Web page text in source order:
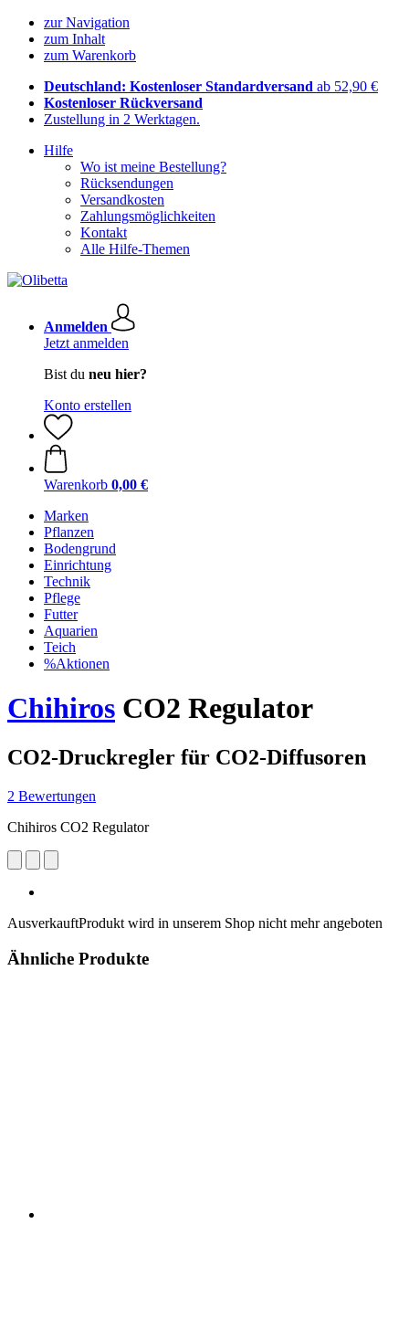
zur Navigation
zum Inhalt
zum Warenkorb
Deutschland: Kostenloser Standardversand ab 52,90 €
Kostenloser Rückversand
Zustellung in 2 Werktagen.
Hilfe
Wo ist meine Bestellung?
Rücksendungen
Versandkosten
Zahlungsmöglichkeiten
Kontakt
Alle Hilfe-Themen
Anmelden
Jetzt anmelden
Bist du neu hier?
Konto erstellen
Warenkorb 0,00 €
Marken
Pflanzen
Bodengrund
Einrichtung
Technik
Pflege
Futter
Aquarien
Teich
%Aktionen
Chihiros CO2 Regulator
CO2-Druckregler für CO2-Diffusoren
2 Bewertungen
Chihiros CO2 Regulator
AusverkauftProdukt wird in unserem Shop nicht mehr angeboten
Ähnliche Produkte